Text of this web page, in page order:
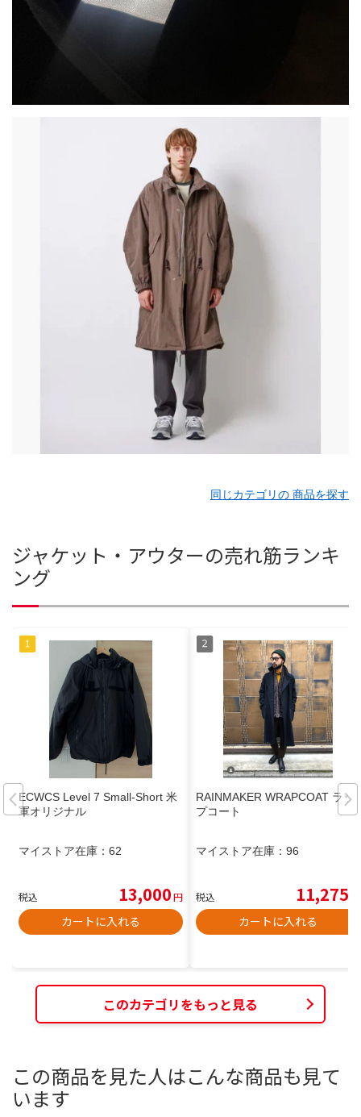
同じカテゴリの 商品を探す
ジャケット・アウターの売れ筋ランキ
ング
ECWCS Level 7 Small-Short 米
軍オリジナル
マイストア在庫： 62
税込 13,000円
カートに入れる
RAINMAKER WRAPCOAT ラッ
プコート
マイストア在庫： 96
税込 11,275
カートに入れる
このカテゴリをもっと見る
この商品を見た人はこんな商品も見て
います